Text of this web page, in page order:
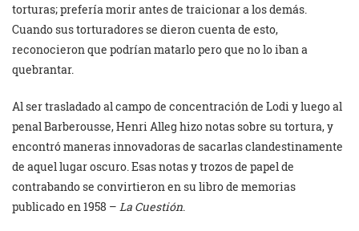
torturas; prefería morir antes de traicionar a los demás.
Cuando sus torturadores se dieron cuenta de esto,
reconocieron que podrían matarlo pero que no lo iban a
quebrantar.
Al ser trasladado al campo de concentración de Lodi y luego al
penal Barberousse, Henri Alleg hizo notas sobre su tortura, y
encontró maneras innovadoras de sacarlas clandestinamente
de aquel lugar oscuro. Esas notas y trozos de papel de
contrabando se convirtieron en su libro de memorias
publicado en 1958 – La Cuestión.